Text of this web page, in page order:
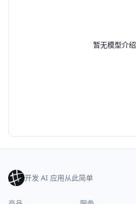
暂无模型介绍
开发 AI 应用从此简单